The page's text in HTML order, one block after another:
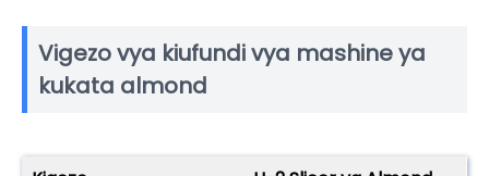
Vigezo vya kiufundi vya mashine ya
kukata almond